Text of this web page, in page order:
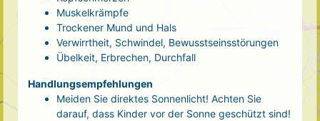
Muskelkrämpfe
Trockener Mund und Hals
Verwirrtheit, Schwindel, Bewusstseinsstörungen
Übelkeit, Erbrechen, Durchfall
Handlungsempfehlungen
Meiden Sie direktes Sonnenlicht! Achten Sie
darauf, dass Kinder vor der Sonne geschützt sind!